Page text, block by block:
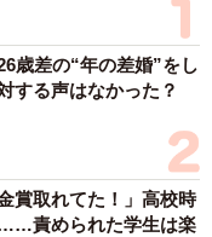
歳差の“年の差婚”をし
する声はなかった？
賞取れてた！」高校時
責められた学生は楽